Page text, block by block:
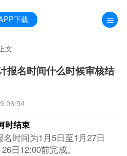
下载
文
报名时间什么时候审核结
06:54
时结束
时间为1月5日至1月27日
日12:00前完成。